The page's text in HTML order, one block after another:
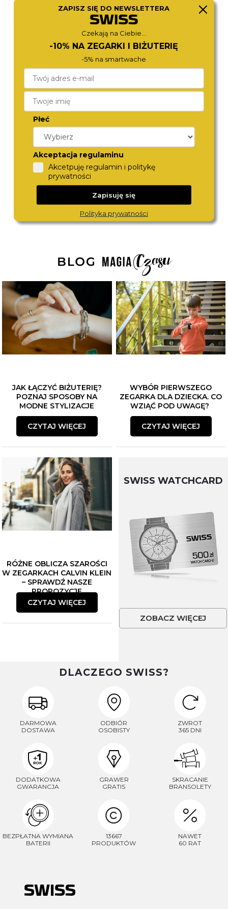
CITIZEN CITIZEN
CITIZEN
AN8200-50A
780,-
TOMMY HILFIGER
JAK ŁĄCZYĆ BIŻUTERIĘ?
POZNAJ SPOSOBY NA
MODNE STYLIZACJE
CZYTAJ WIĘCEJ
WYBÓR PIERWSZEGO
ZEGARKA DLA DZIECKA. CO
WZIĄĆ POD UWAGĘ?
CZYTAJ WIĘCEJ
RÓŻNE OBLICZA SZAROŚCI
W ZEGARKACH CALVIN KLEIN
– SPRAWDŹ NASZE
PROPOZYCJE
CZYTAJ WIĘCEJ
SWISS WATCHCARD
ZOBACZ WIĘCEJ
DLACZEGO SWISS?
DARMOWA
DOSTAWA
ODBIÓR
OSOBISTY
ZWROT
365 DNI
DODATKOWA
GWARANCJA
GRAWER
GRATIS
SKRACANIE
BRANSOLETY
BEZPŁATNA WYMIANA
BATERII
13667
PRODUKTÓW
NAWET
60 RAT
ZAPISZ SIĘ DO NEWSLETTERA
Czekają na Ciebie...
-10% NA ZEGARKI I BIŻUTERIĘ
-5% na smartwache
Płeć
Akceptacja regulaminu
Akcetpuję regulamin i politykę
prywatności
Zapisuję się
Polityka prywatności